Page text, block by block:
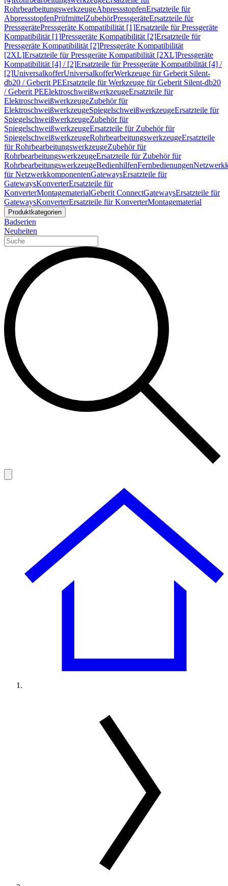
RohrbearbeitungswerkzeugeAbpressstopfenErsatzteile für
AbpressstopfenPrüfmittelZubehörPressgeräteErsatzteile für
PressgerätePressgeräte Kompatibilität [1]Ersatzteile für Pressgeräte
Kompatibilität [1]Pressgeräte Kompatibilität [2]Ersatzteile für
Pressgeräte Kompatibilität [2]Pressgeräte Kompatibilität
[2XL]Ersatzteile für Pressgeräte Kompatibilität [2XL]Pressgeräte
Kompatibilität [4] / [2]Ersatzteile für Pressgeräte Kompatibilität [4] /
[2]UniversalkofferUniversalkofferWerkzeuge für Geberit Silent-
db20 / Geberit PEErsatzteile für Werkzeuge für Geberit Silent-db20
/ Geberit PEElektroschweißwerkzeugeErsatzteile für
ElektroschweißwerkzeugeZubehör für
ElektroschweißwerkzeugeSpiegelschweißwerkzeugeErsatzteile für
SpiegelschweißwerkzeugeZubehör für
SpiegelschweißwerkzeugeErsatzteile für Zubehör für
SpiegelschweißwerkzeugeRohrbearbeitungswerkzeugeErsatzteile
für RohrbearbeitungswerkzeugeZubehör für
RohrbearbeitungswerkzeugeErsatzteile für Zubehör für
RohrbearbeitungswerkzeugeBedienhilfenFernbedienungen
für NetzwerkkomponentenGatewaysErsatzteile für
GatewaysKonverterErsatzteile für
KonverterMontagematerialGeberit ConnectGatewaysErsatzteile für
GatewaysKonverterErsatzteile für KonverterMontagematerial
Produktkategorien
Badserien
Neuheiten